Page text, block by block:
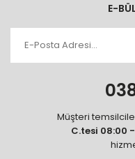
E-
Müşteri
C.tesi 08:00